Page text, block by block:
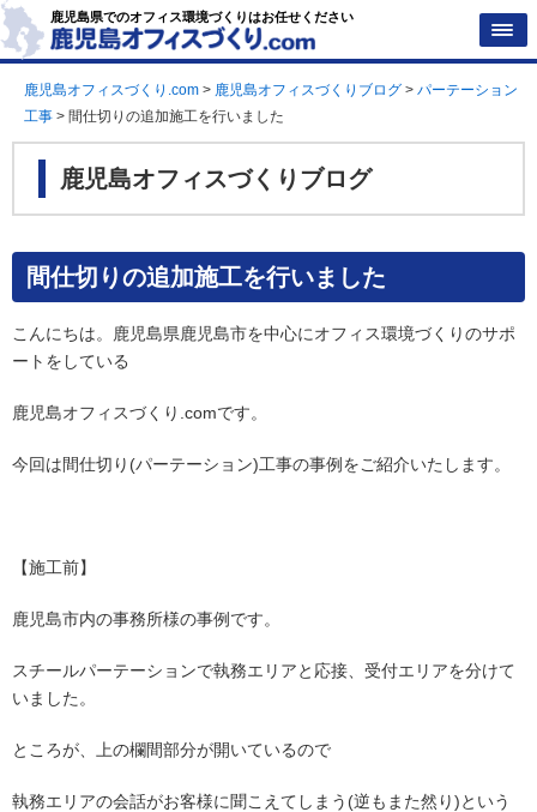
鹿児島県でのオフィス環境づくりはお任せください
鹿児島オフィスづくり.com > 鹿児島オフィスづくりブログ > パーテーション
工事 > 間仕切りの追加施工を行いました
鹿児島オフィスづくりブログ
間仕切りの追加施工を行いました
こんにちは。鹿児島県鹿児島市を中心にオフィス環境づくりのサポ
ートをしている
鹿児島オフィスづくり .comです。
今回は間仕切り(パーテーション)工事の事例をご紹介いたします。
【施工前】
鹿児島市内の事務所様の事例です。
スチールパーテーションで執務エリアと応接、受付エリアを分けて
いました。
ところが、上の欄間部分が開いているので
執務エリアの会話がお客様に聞こえてしまう(逆もまた然り)という